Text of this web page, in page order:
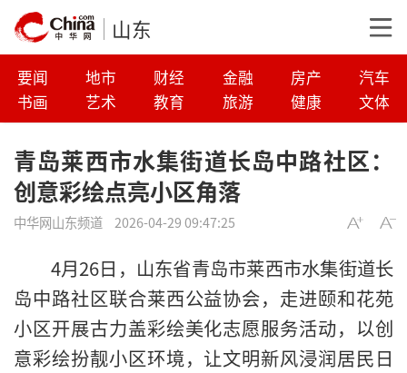
山东
要闻 地市 财经 金融 房产
汽车
书画
艺术 教育 旅游 健康 文体
青岛莱西市水集街道长岛中路社区：
创意彩绘点亮小区角落
中华网山东频道 2026-04-29 09:47:25
4月26日，山东省青岛市莱西市水集街道长
岛中路社区联合莱西公益协会，走进颐和花苑
小区开展古力盖彩绘美化志愿服务活动，以创
意彩绘扮靓小区环境，让文明新风浸润居民日